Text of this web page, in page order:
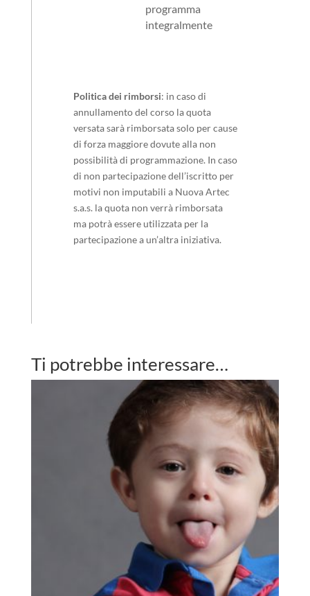
programma
integralmente
Politica dei rimborsi: in caso di
annullamento del corso la quota
versata sarà rimborsata solo per cause
di forza maggiore dovute alla non
possibilità di programmazione. In caso
di non partecipazione dell’iscritto per
motivi non imputabili a Nuova Artec
s.a.s. la quota non verrà rimborsata
ma potrà essere utilizzata per la
partecipazione a un’altra iniziativa.
Ti potrebbe interessare…